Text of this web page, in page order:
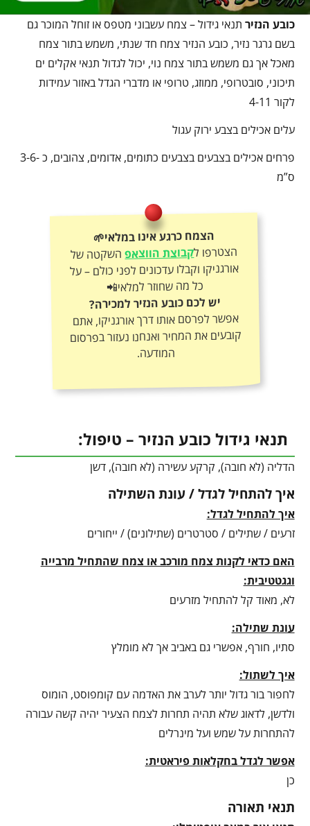
כובע הנזיר תנאי גידול – צמח עשבוני מטפס או זוחל המוכר גם
בשם גרגר נזיר, כובע הנזיר צמח חד שנתי, משמש בתור צמח
מאכל אך גם משמש בתור צמח נוי, יכול לגדול תנאי אקלים ים
תיכוני, סובטרופי, ממוזג, טרופי או מדברי הגדל באזור עמידות
לקור 4-11
עלים אכילים בצבע ירוק עגול
פרחים אכילים בצבעים בצבעים כתומים, אדומים, צהובים, כ -3-6
ס”מ
הצמח כרגע אינו במלאי🌱
הצטרפו לקבוצת הווצאפהשקטה של
אורגניקו וקבלו עדכונים לפני כולם – על
כל מה שחוזר למלאי📲
יש לכם כובע הנזיר למכירה?
אפשר לפרסם אותו דרך אורגניקו, אתם
קובעים את המחיר ואנחנו נעזור בפרסום
המודעה.
תנאי גידול כובע הנזיר – טיפול:
הדליה (לא חובה), קרקע עשירה (לא חובה), דשן
איך להתחיל לגדל / עונת השתילה
איך להתחיל לגדל:
זרעים / שתילים / סטרטרים (שתילונים) / ייחורים
האם כדאי לקנות צמח מורכב או צמח שהתחיל מרבייה
וגגטטיבית:
לא, מאוד קל להתחיל מזרעים
עונת שתילה:
סתיו, חורף, אפשרי גם באביב אך לא מומלץ
איך לשתול:
לחפור בור גדול יותר לערב את האדמה עם קומפוסט, הומוס
ולדשן, לדאוג שלא תהיה תחרות לצמח הצעיר יהיה קשה עבורה
להתחרות על שמש ועל מינרלים
אפשר לגדל בחקלאות פיראטית:
כן
תנאי תאורה